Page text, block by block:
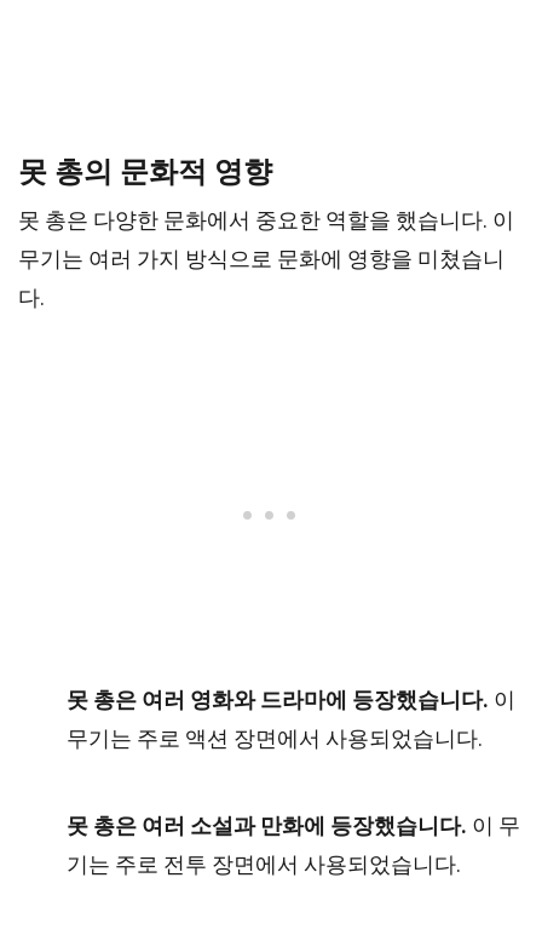
못 총의 문화적 영향
못 총은 다양한 문화에서 중요한 역할을 했습니다. 이
무기는 여러 가지 방식으로 문화에 영향을 미쳤습니
다.
못 총은 여러 영화와 드라마에 등장했습니다. 이
무기는 주로 액션 장면에서 사용되었습니다.
못 총은 여러 소설과 만화에 등장했습니다. 이 무
기는 주로 전투 장면에서 사용되었습니다.